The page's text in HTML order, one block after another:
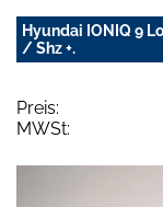
Hyundai IONIQ 9
/ Shz +.
Preis:
MWSt: